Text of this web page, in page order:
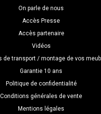
On parle de nous
Accès Presse
Accès partenaire
Vidéos
de transport / montage de vos
Garantie 10 ans
Politique de confidentialité
Conditions générales de vente
Mentions légales